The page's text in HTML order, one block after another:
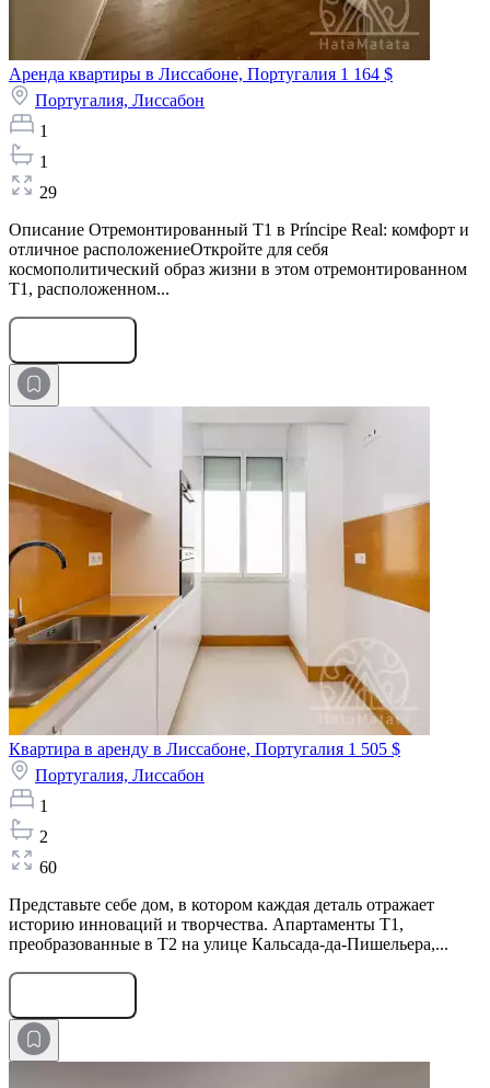
Аренда квартиры в Лиссабоне, Португалия 1 164 $
Португалия, Лиссабон
1
1
29
Описание Отремонтированный T1 в Príncipe Real: комфорт и
отличное расположениеОткройте для себя
космополитический образ жизни в этом отремонтированном
T1, расположенном...
Квартира в аренду в Лиссабоне, Португалия 1 505 $
Португалия, Лиссабон
1
2
60
Представьте себе дом, в котором каждая деталь отражает
историю инноваций и творчества. Апартаменты T1,
преобразованные в T2 на улице Кальсада-да-Пишельера,...